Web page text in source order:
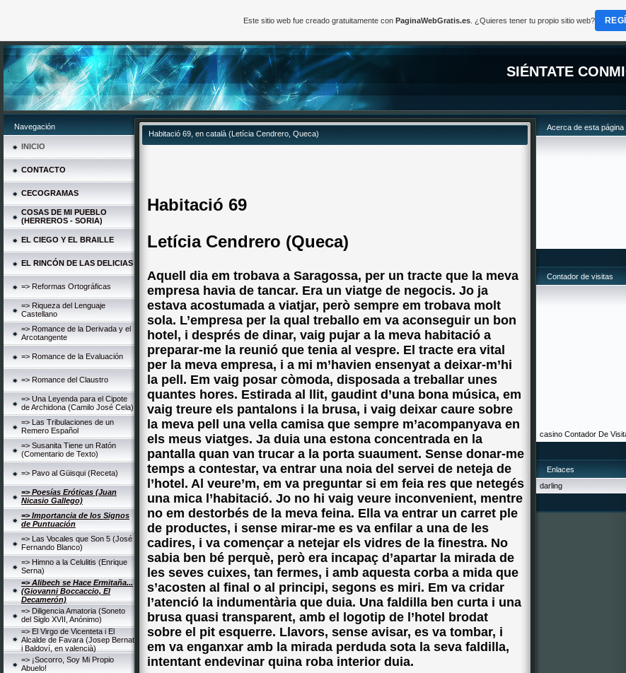
SIÉNTATE
Navegación
INICIO
CONTACTO
CECOGRAMAS
COSAS DE MI PUEBLO
(HERREROS - SORIA)
EL CIEGO Y EL BRAILLE
EL RINCÓN DE LAS DELICIAS
=> Reformas Ortográficas
=> Riqueza del Lenguaje
Castellano
=> Romance de la Derivada y el
Arcotangente
=> Romance de la Evaluación
=> Romance del Claustro
=> Una Leyenda para el Cipote
de Archidona (Camilo José Cela)
=> Las Tribulaciones de un
Remero Español
=> Susanita Tiene un Ratón
(Comentario de Texto)
=> Pavo al Güisqui (Receta)
=> Poesías Eróticas (Juan
Nicasio Gallego)
=> Importancia de los Signos
de Puntuación
=> Las Vocales que Son 5 (José
Fernando Blanco)
=> Himno a la Celulitis (Enrique
Serna)
=> Alibech se Hace Ermitaña...
(Giovanni Boccaccio, El
Decamerón)
=> Diligencia Amatoria (Soneto
del Siglo XVII, Anónimo)
=> El Virgo de Vicenteta i El
Alcalde de Favara (Josep Bernat
i Baldoví, en valencià)
=> ¡Socorro, Soy Mi Propio
Abuelo!
Habitació 69, en català (Letícia Cendrero, Queca)
Habitació 69
Letícia Cendrero (Queca)
Aquell dia em trobava a Saragossa, per un tracte que la meva
empresa havia de tancar. Era un viatge de negocis. Jo ja
estava acostumada a viatjar, però sempre em trobava molt
sola. L’empresa per la qual treballo em va aconseguir un bon
hotel, i després de dinar, vaig pujar a la meva habitació a
preparar-me la reunió que tenia al vespre. El tracte era vital
per la meva empresa, i a mi m’havien ensenyat a deixar-m’hi
la pell. Em vaig posar còmoda, disposada a treballar unes
quantes hores. Estirada al llit, gaudint d’una bona música, em
vaig treure els pantalons i la brusa, i vaig deixar caure sobre
la meva pell una vella camisa que sempre m’acompanyava en
els meus viatges. Ja duia una estona concentrada en la
pantalla quan van trucar a la porta suaument. Sense donar-me
temps a contestar, va entrar una noia del servei de neteja de
l’hotel. Al veure’m, em va preguntar si em feia res que netegés
una mica l’habitació. Jo no hi vaig veure inconvenient, mentre
no em destorbés de la meva feina. Ella va entrar un carret ple
de productes, i sense mirar-me es va enfilar a una de les
cadires, i va començar a netejar els vidres de la finestra. No
sabia ben bé perquè, però era incapaç d’apartar la mirada de
les seves cuixes, tan fermes, i amb aquesta corba a mida que
s’acosten al final o al principi, segons es miri. Em va cridar
l’atenció la indumentària que duia. Una faldilla ben curta i una
brusa quasi transparent, amb el logotip de l’hotel brodat
sobre el pit esquerre. Llavors, sense avisar, es va tombar, i
em va enganxar amb la mirada perduda sota la seva faldilla,
intentant endevinar quina roba interior duia.
Acerca de esta página
Contador de visitas
casino Contador De
Enlaces
darling
Este sitio web fue creado gratuitamente con PaginaWebGratis.es. ¿Quieres tener tu propio sitio web?